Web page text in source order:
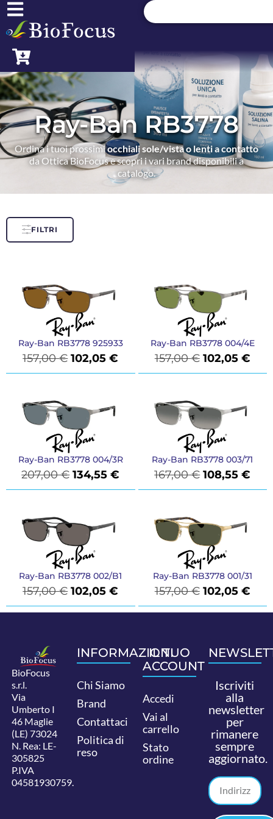
Ray-Ban RB3778
Ordina i tuoi prossimiocchiali sole/vista o lenti a contatto
da Ottica BioFocus e scopri i vari brand disponibili a
catalogo.
FILTRI
Ray-Ban RB3778 925933
157,00€ 102,05€
Ray-Ban RB3778 004/4E
157,00€ 102,05 €
Ray-Ban RB3778 004/3R
207,00€ 134,55€
Ray-Ban RB3778 003/71
167,00€ 108,55€
Ray-Ban RB3778 002/B1
157,00€ 102,05€
Ray-Ban RB3778 001/31
157,00€ 102,05 €
BioFocus
s.r.l.
Via
Umberto I
46 Maglie
(LE) 73024
N. Rea: LE-
305825
P.IVA
04581930759.
INFORMAZIONI
Chi Siamo
Brand
Contattaci
Politica di
reso
IL TUO
ACCOUNT
Accedi
Vai al
carrello
Stato
ordine
Iscriviti
alla
newsletter
per
rimanere
sempre
aggiornato.